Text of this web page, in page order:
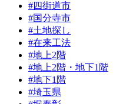
#四街道市
#国分寺市
#土地探し
#在来工法
#地上2階
#地上2階・地下1階
#地下1階
#埼玉県